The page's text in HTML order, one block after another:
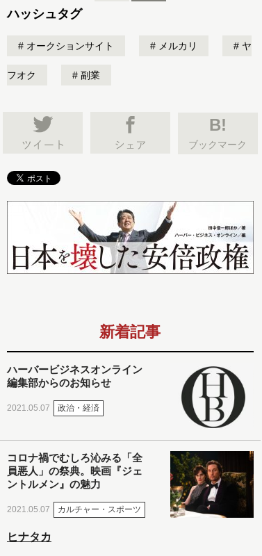
ハッシュタグ
オークションサイト メルカリ ヤ
フオク 副業
B!
ブックマーク
新着記事
ハーバービジネスオンライン
編集部からのお知らせ
2021.05.07 政治・経済
コロナ禍でむしろ沁みる「全
員悪人」の祭典。映画『ジェ
ントルメン』の魅力
2021.05.07 カルチャー・スポーツ
ヒナタカ